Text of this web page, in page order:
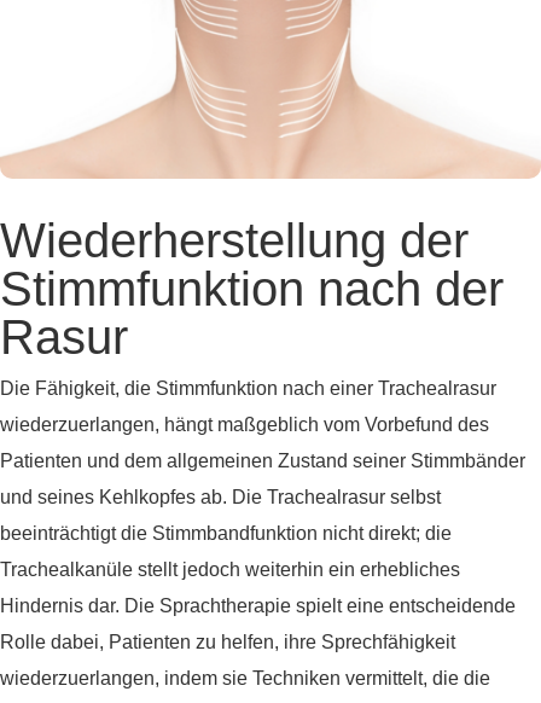
Wiederherstellung der
Stimmfunktion nach der
Rasur
Die Fähigkeit, die Stimmfunktion nach einer Trachealrasur
wiederzuerlangen, hängt maßgeblich vom Vorbefund des
Patienten und dem allgemeinen Zustand seiner Stimmbänder
und seines Kehlkopfes ab. Die Trachealrasur selbst
beeinträchtigt die Stimmbandfunktion nicht direkt; die
Trachealkanüle stellt jedoch weiterhin ein erhebliches
Hindernis dar. Die Sprachtherapie spielt eine entscheidende
Rolle dabei, Patienten zu helfen, ihre Sprechfähigkeit
wiederzuerlangen, indem sie Techniken vermittelt, die die